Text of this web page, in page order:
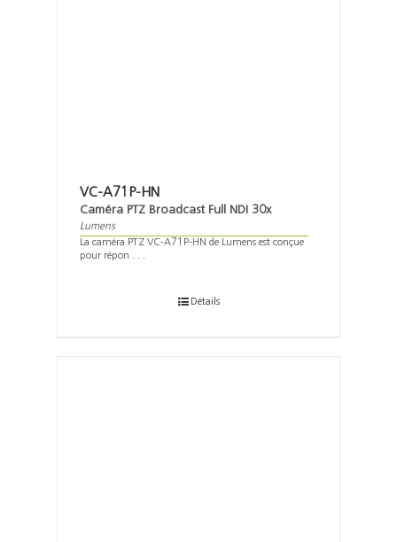
VC-A71P-HN
Caméra PTZ Broadcast Full NDI 30x
Lumens
La caméra PTZ VC-A71P-HN de Lumens est conçue
pour répon . . .
Détails